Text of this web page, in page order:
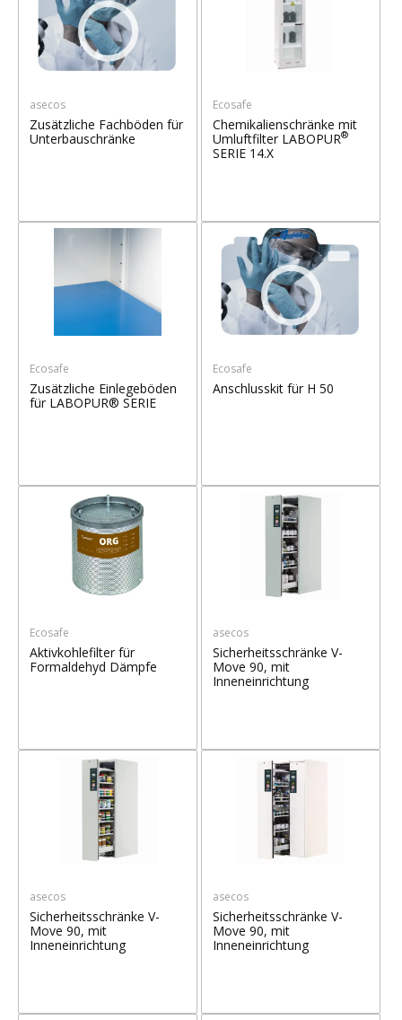
asecos
Zusätzliche Fachböden für
Unterbauschränke
Ecosafe
Chemikalienschränke mit
Umluftfilter LABOPUR®
SERIE 14.X
Ecosafe
Zusätzliche Einlegeböden
für LABOPUR® SERIE
Ecosafe
Anschlusskit für H 50
Ecosafe
Aktivkohlefilter für
Formaldehyd Dämpfe
asecos
Sicherheitsschränke V-
Move 90, mit
Inneneinrichtung
asecos
Sicherheitsschränke V-
Move 90, mit
Inneneinrichtung
asecos
Sicherheitsschränke V-
Move 90, mit
Inneneinrichtung